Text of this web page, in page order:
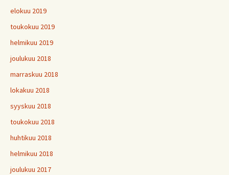
elokuu 2019
toukokuu 2019
helmikuu 2019
joulukuu 2018
marraskuu 2018
lokakuu 2018
syyskuu 2018
toukokuu 2018
huhtikuu 2018
helmikuu 2018
joulukuu 2017